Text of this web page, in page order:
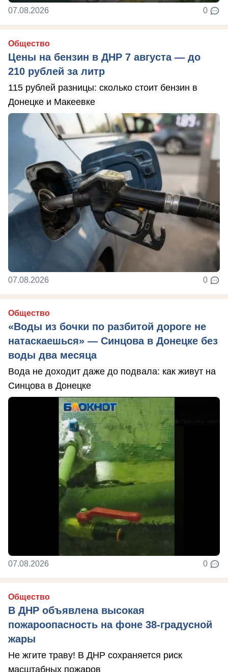
07.08.2026 0
Общество
Цены на бензин в ДНР 7 августа — до
210 рублей за литр
115 рублей разницы: сколько стоит бензин в
Донецке и Макеевке
07.08.2026 0
Общество
«Воды из бочки по разбитой дороге не
натаскаешься» — Синцова в Донецке без
воды два месяца
Вода не доходит даже до подвала: как живут на
Синцова в Донецке
07.08.2026 0
Общество
В ДНР объявлена высокая
пожароопасность на фоне 38-градусной
жары
Не жгите траву! В ДНР сохраняется риск
масштабных пожаров